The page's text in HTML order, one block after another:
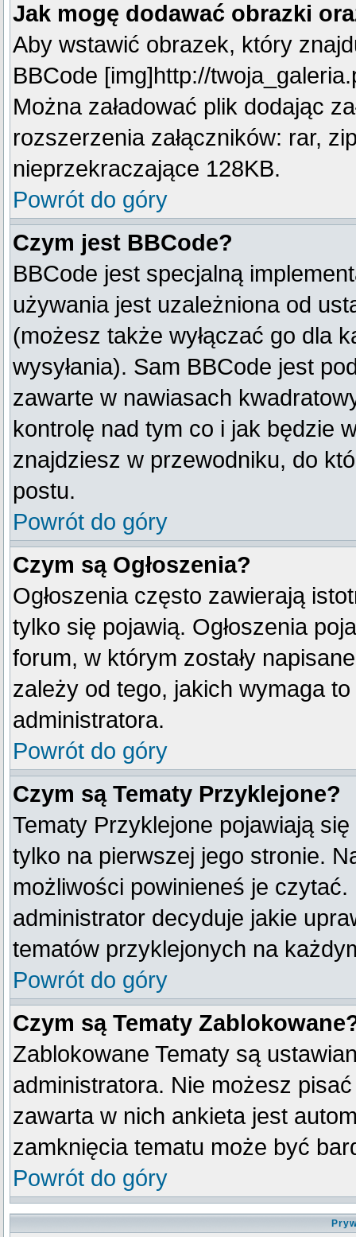
Jak mogę dodawać obrazki
Aby wstawić obrazek, który
BBCode [img]http://
Można załadować plik dodając
rozszerzenia załączników: rar,
nieprzekraczające 128KB.
Powrót do góry
Czym jest BBCode?
BBCode jest specjalną
używania jest uzależniona od
(możesz także wyłączać go dla
wysyłania). Sam BBCode jest
zawarte w nawiasach
kontrolę nad tym co i jak będzie
znajdziesz w przewodniku, do
postu.
Powrót do góry
Czym są Ogłoszenia?
Ogłoszenia często zawierają
tylko się pojawią. Ogłoszenia
forum, w którym zostały
zależy od tego, jakich wymaga
administratora.
Powrót do góry
Czym są Tematy Przyklejone?
Tematy Przyklejone pojawiają
tylko na pierwszej jego stronie.
możliwości powinieneś je czytać.
administrator decyduje jakie
tematów przyklejonych na
Powrót do góry
Czym są Tematy
Zablokowane Tematy są
administratora. Nie możesz
zawarta w nich ankieta jest
zamknięcia tematu może być
Powrót do góry